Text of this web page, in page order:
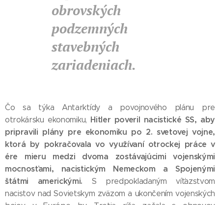
obrovských
podzemných
stavebných
zariadeniach.
Čo sa týka Antarktídy a povojnového plánu pre
otrokársku ekonomiku, Hitler poveril nacistické SS, aby
pripravili plány pre ekonomiku po 2. svetovej vojne,
ktorá by pokračovala vo využívaní otrockej práce v
ére mieru medzi dvoma zostávajúcimi vojenskými
mocnosťami, nacistickým Nemeckom a Spojenými
štátmi americkými. S predpokladaným víťazstvom
nacistov nad Sovietskym zväzom a ukončením vojenských